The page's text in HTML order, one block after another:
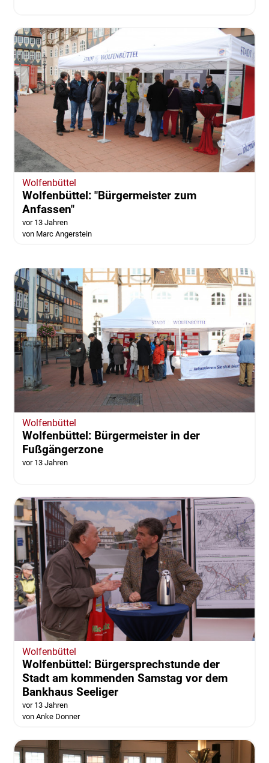
Wolfenbüttel
Wolfenbüttel: "Bürgermeister zum
Anfassen"
vor 13 Jahren
von Marc Angerstein
Wolfenbüttel
Wolfenbüttel: Bürgermeister in der
Fußgängerzone
vor 13 Jahren
Wolfenbüttel
Wolfenbüttel: Bürgersprechstunde der
Stadt am kommenden Samstag vor dem
Bankhaus Seeliger
vor 13 Jahren
von Anke Donner